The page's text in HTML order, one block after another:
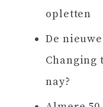
opletten
De
Changing
nay?